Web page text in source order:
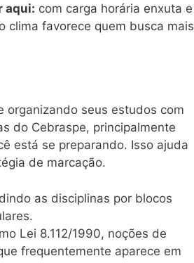
aqui: com carga horária enxuta e
clima favorece quem busca mais
organizando seus estudos com
do Cebraspe, principalmente
está se preparando. Isso ajuda
de marcação.
as disciplinas por blocos
Lei 8.112/1990, noções de
frequentemente aparece em